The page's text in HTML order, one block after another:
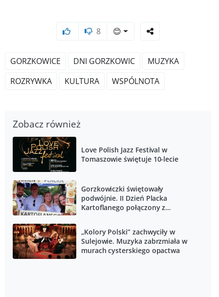
8 😊
GORZKOWICE DNI GORZKOWIC
MUZYKA
ROZRYWKA
KULTURA WSPÓLNOTA
Zobacz również
Love Polish Jazz Festival w
Tomaszowie świętuje 10-lecie
Gorzkowiczki świętowały
podwójnie. II Dzień Placka
Kartoflanego połączony z
„Kolory Polski” zachwyciły w
Sulejowie. Muzyka zabrzmiała w
murach cysterskiego opactwa